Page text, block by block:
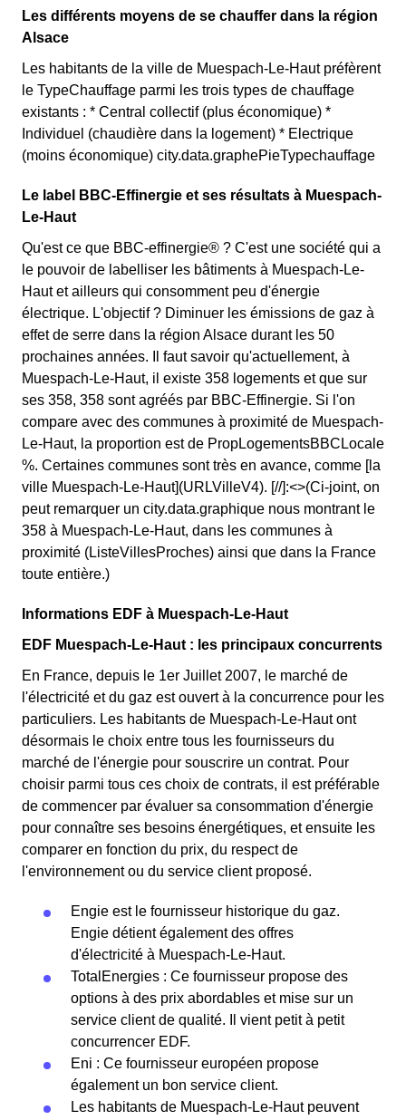
Les différents moyens de se chauffer dans la région
Alsace
Les habitants de la ville de Muespach-Le-Haut préfèrent
le TypeChauffage parmi les trois types de chauffage
existants : * Central collectif (plus économique) *
Individuel (chaudière dans la logement) * Electrique
(moins économique) city.data.graphePieTypechauffage
Le label BBC-Effinergie et ses résultats à Muespach-
Le-Haut
Qu'est ce que BBC-effinergie® ? C'est une société qui a
le pouvoir de labelliser les bâtiments à Muespach-Le-
Haut et ailleurs qui consomment peu d'énergie
électrique. L'objectif ? Diminuer les émissions de gaz à
effet de serre dans la région Alsace durant les 50
prochaines années. Il faut savoir qu'actuellement, à
Muespach-Le-Haut, il existe 358 logements et que sur
ses 358, 358 sont agréés par BBC-Effinergie. Si l'on
compare avec des communes à proximité de Muespach-
Le-Haut, la proportion est de PropLogementsBBCLocale
%. Certaines communes sont très en avance, comme [la
ville Muespach-Le-Haut](URLVilleV4). [//]:<>(Ci-joint, on
peut remarquer un city.data.graphique nous montrant le
358 à Muespach-Le-Haut, dans les communes à
proximité (ListeVillesProches) ainsi que dans la France
toute entière.)
Informations EDF à Muespach-Le-Haut
EDF Muespach-Le-Haut : les principaux concurrents
En France, depuis le 1er Juillet 2007, le marché de
l'électricité et du gaz est ouvert à la concurrence pour les
particuliers. Les habitants de Muespach-Le-Haut ont
désormais le choix entre tous les fournisseurs du
marché de l'énergie pour souscrire un contrat. Pour
choisir parmi tous ces choix de contrats, il est préférable
de commencer par évaluer sa consommation d'énergie
pour connaître ses besoins énergétiques, et ensuite les
comparer en fonction du prix, du respect de
l'environnement ou du service client proposé.
Engie est le fournisseur historique du gaz.
Engie détient également des offres
d'électricité à Muespach-Le-Haut.
TotalEnergies : Ce fournisseur propose des
options à des prix abordables et mise sur un
service client de qualité. Il vient petit à petit
concurrencer EDF.
Eni : Ce fournisseur européen propose
également un bon service client.
Les habitants de Muespach-Le-Haut peuvent